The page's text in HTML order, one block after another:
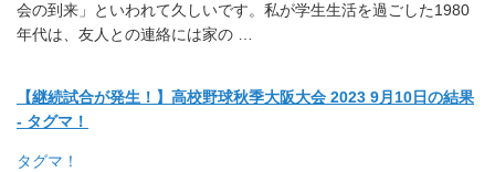
会の到来」といわれて久しいです。 私が学生生活を過ごした1980
年代は、友人との連絡には家の …
【継続試合が発生！】高校野球秋季大阪大会 2023 9月10日の結果
- タグマ！
タグマ！